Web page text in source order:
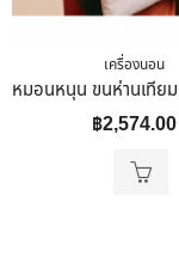
เครื่องนอน
฿2,574.00